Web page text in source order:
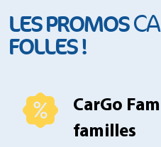
LES PROMOS
FOLLES !
CarGo
familles